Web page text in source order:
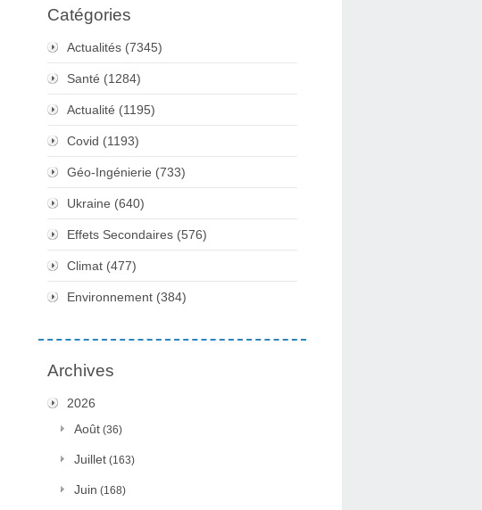
Catégories
Actualités (7345)
Santé (1284)
Actualité (1195)
Covid (1193)
Géo-Ingénierie (733)
Ukraine (640)
Effets Secondaires (576)
Climat (477)
Environnement (384)
Archives
2026
Août (36)
Juillet (163)
Juin (168)